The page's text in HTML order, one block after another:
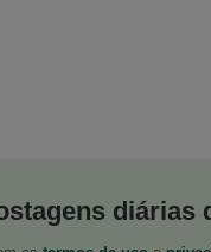
diárias